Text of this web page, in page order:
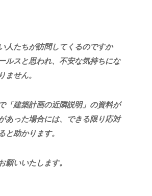
人たちが訪問してくるのですか
ルスと思われ、不安な気持ちにな
ません。
「建築計画の近隣説明」の資料が
あった場合には、できる限り応対
と助かります。
願いいたします。